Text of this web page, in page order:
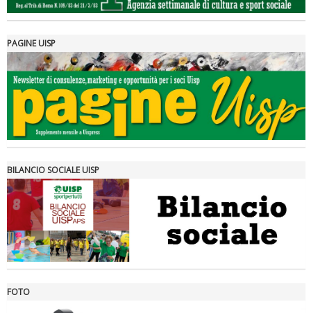
Tiziano Pesce a Radio InBlu2000 traccia il bilancio della stagione
Ddl Lobby, Uisp: “Il Parlamento valorizzi le nostre specificità"
PAGINE UISP
BILANCIO SOCIALE UISP
FOTO